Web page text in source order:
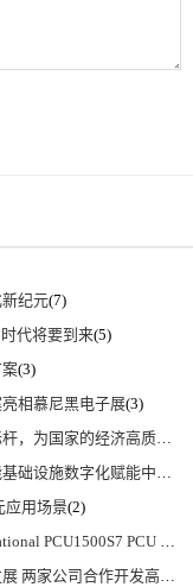
纪元(7)
代将要到来(5)
(3)
相慕尼黑电子展(3)
|上海电气集团党委书记、董事长吴磊来访
础设施数字化赋能中心
应用场景(2)
PCU 1500 S7 V4.5.0
组串式逆变器方案 以实现可持续的未来